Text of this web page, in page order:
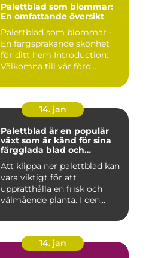
Palettblad som blommar:
En omfattande översikt
Palettblad som blommar -
En färgsprakande skönhet
för ditt hem Introduction:
Välkomna till vår förd...
14. jan
Palettblad är en populär
växt som är känd för sina
färgglada blad och
prydnadsväxt både
inomhus och utomhus
Att klippa ner palettblad kan
vara viktigt för att
upprätthålla en frisk och
välmående planta. I den...
14. jan